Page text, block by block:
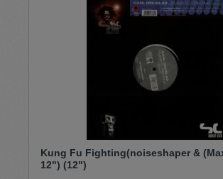
Kung Fu Fighting(noiseshaper &
12") (12")